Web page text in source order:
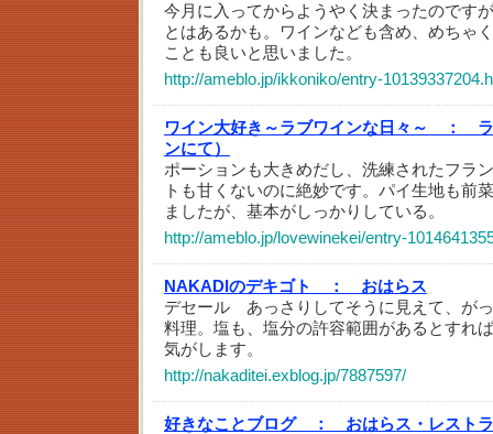
今月に入ってからようやく決まったのです
とはあるかも。ワインなども含め、めちゃ
ことも良いと思いました。
http://ameblo.jp/ikkoniko/entry-
ワイン大好き～ラブワインな日々～ ：
ンにて）
ポーションも大きめだし、洗練されたフラ
トも甘くないのに絶妙です。パイ生地も前
ましたが、基本がしっかりしている。
http://ameblo.jp/lovewinekei/entry-
NAKADIのデキゴト ：
おはらス
デセール あっさりしてそうに見えて、が
料理。塩も、塩分の許容範囲があるとすれ
気がします。
http://nakaditei.exblog.jp/7887597/
好きなことブログ ：
おはらス・レスト